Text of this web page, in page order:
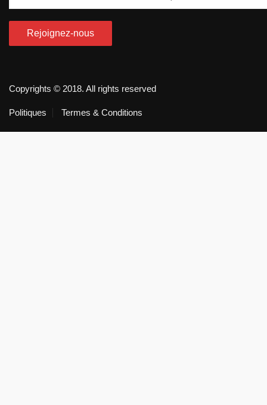
Copyrights © 2018. All rights reserved
Politiques Termes & Conditions